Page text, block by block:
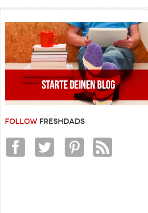
FOLLOW FRESHDADS